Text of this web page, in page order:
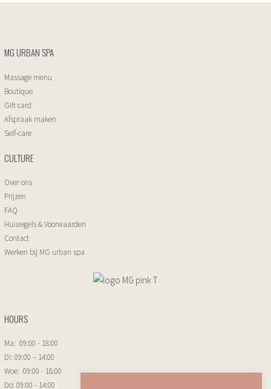
MG URBAN SPA
Massage menu
Boutique
Gift card
Afspraak maken
Self-care
CULTURE
Over ons
Prijzen
FAQ
Huisregels & Voorwaarden
Contact
Werken bij MG urban spa
HOURS
Ma: 09:00 - 18:00
Di: 09:00 – 14:00
Woe: 09:00 - 18:00
Do: 09:00 - 14:00